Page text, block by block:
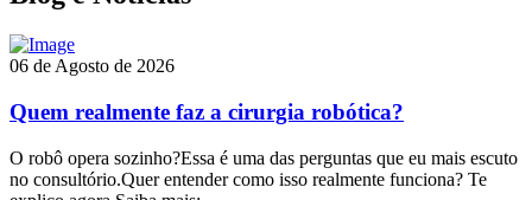
06 de Agosto de 2026
Quem realmente faz a cirurgia robótica?
O robô opera sozinho?Essa é uma das perguntas que eu mais escuto
no consultório.Quer entender como isso realmente funciona? Te